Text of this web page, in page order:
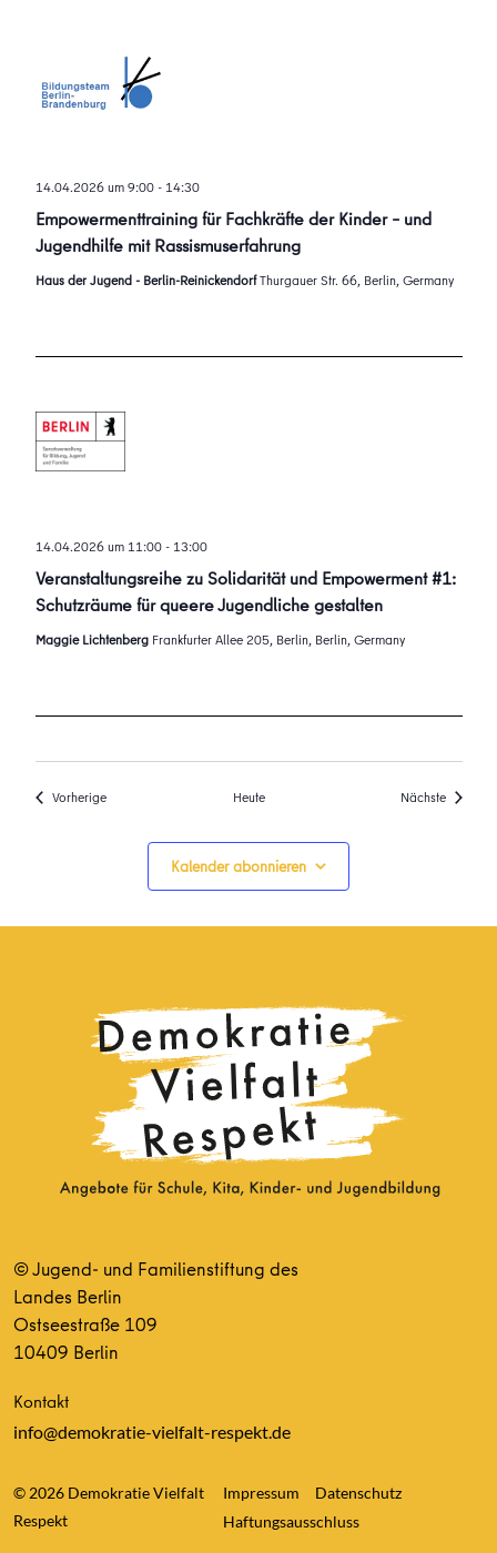
Empowermenttraining für Fachkräfte der Kinder – und
Jugendhilfe mit Rassismuserfahrung
14.04.2026 um 9:00- 14:30
Haus der Jugend - Berlin-ReinickendorfThurgauer Str. 66, Berlin, Germany
Veranstaltungsreihe zu Solidarität und Empowerment #1:
Schutzräume für queere Jugendliche gestalten
14.04.2026 um 11:00- 13:00
Maggie Lichtenberg Frankfurter Allee 205, Berlin, Berlin, Germany
VorherigeVeranstaltungen Heute Nächste
Kalender abonnieren
© Jugend- und Familienstiftung des
Landes Berlin
Ostseestraße 109
10409 Berlin
Kontakt
info@demokratie-vielfalt-respekt.de
© 2026 Demokratie Vielfalt
Respekt
Impressum
Datenschutz
Haftungsausschluss